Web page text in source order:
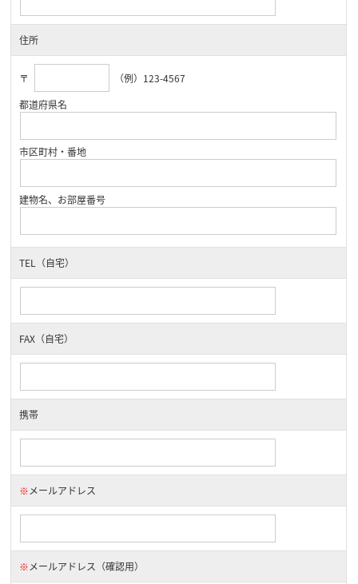
住所
〒
（例）123-4567
都道府県名
市区町村・番地
建物名、お部屋番号
TEL（自宅）
FAX（自宅）
携帯
※メールアドレス
※メールアドレス（確認用）